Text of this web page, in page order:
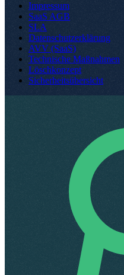
Impressum
SaaS AGB
SLA
Datenschutzerklärung
AVV (SaaS)
Technische Maßnahmen
Löschkonzept
Sicherheitsübersicht